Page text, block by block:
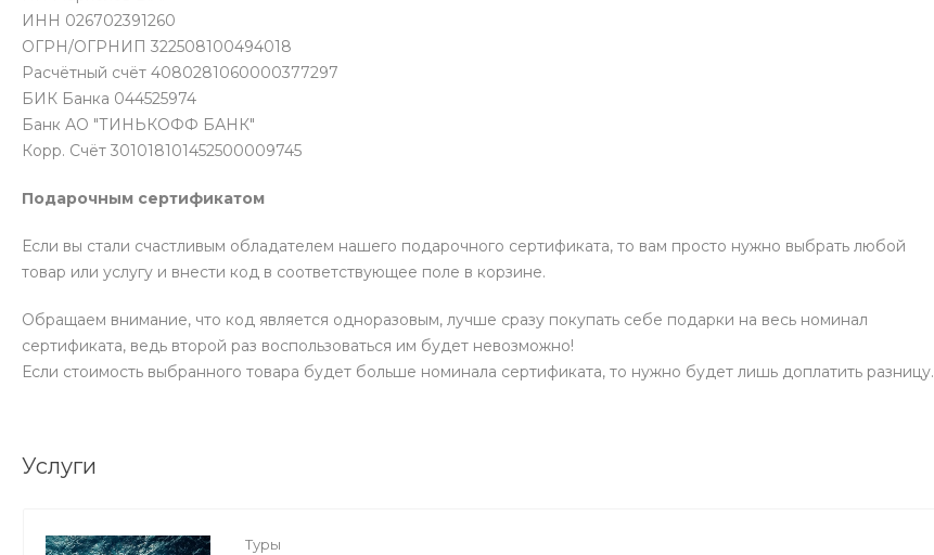
ИНН 026702391260
ОГРН/ОГРНИП 322508100494018
Расчётный счёт 4080281060000377297
БИК Банка 044525974
Банк АО "ТИНЬКОФФ БАНК"
Корр. Счёт 301018101452500009745
Подарочным сертификатом
Если вы стали счастливым обладателем нашего подарочного сертификата, то вам просто нужно выбрать любой
товар или услугу и внести код в соответствующее поле в корзине.
Обращаем внимание, что код является одноразовым, лучше сразу покупать себе подарки на весь номинал
сертификата, ведь второй раз воспользоваться им будет невозможно!
Если стоимость выбранного товара будет больше номинала сертификата, то нужно будет лишь доплатить разницу.
Услуги
Туры